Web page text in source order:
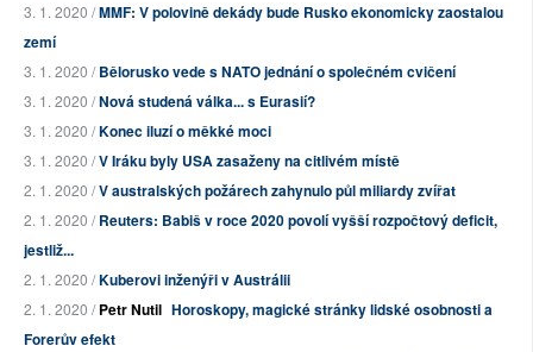
3. 1. 2020 /MMF: V polovině dekády bude Rusko ekonomicky zaostalou
zemí
3. 1. 2020 /Bělorusko vede s NATO jednání o společném cvičení
3. 1. 2020 /Nová studená válka... s Eurasií?
3. 1. 2020 /Konec iluzí o měkké moci
3. 1. 2020 /V Iráku byly USA zasaženy na citlivém místě
2. 1. 2020 /V australských požárech zahynulo půl miliardy zvířat
2. 1. 2020 /Reuters: Babiš v roce 2020 povolí vyšší rozpočtový deficit,
jestliž...
2. 1. 2020 /Kuberovi inženýři v Austrálii
2. 1. 2020 /Petr Nutil Horoskopy, magické stránky lidské osobnosti a
Forerův efekt